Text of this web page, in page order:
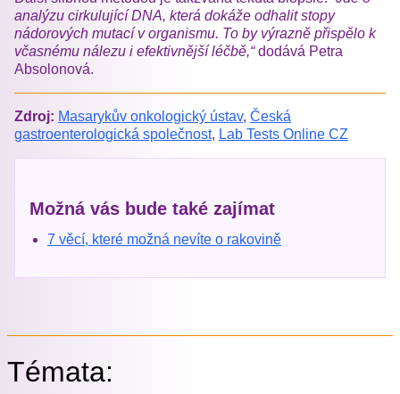
analýzu cirkulující DNA, která dokáže odhalit stopy
nádorových mutací v organismu. To by výrazně přispělo k
včasnému nálezu i efektivnější léčbě,“dodává Petra
Absolonová.
Zdroj: Masarykův onkologický ústav, Česká
gastroenterologická společnost, Lab Tests Online CZ
Možná vás bude také zajímat
7 věcí, které možná nevíte o rakovině
Témata: